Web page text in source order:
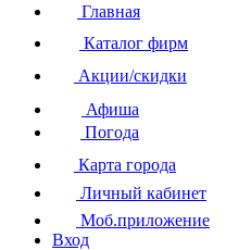
Главная
Каталог фирм
Акции/скидки
Афиша
Погода
Карта города
Личный кабинет
Моб.приложение
Вход